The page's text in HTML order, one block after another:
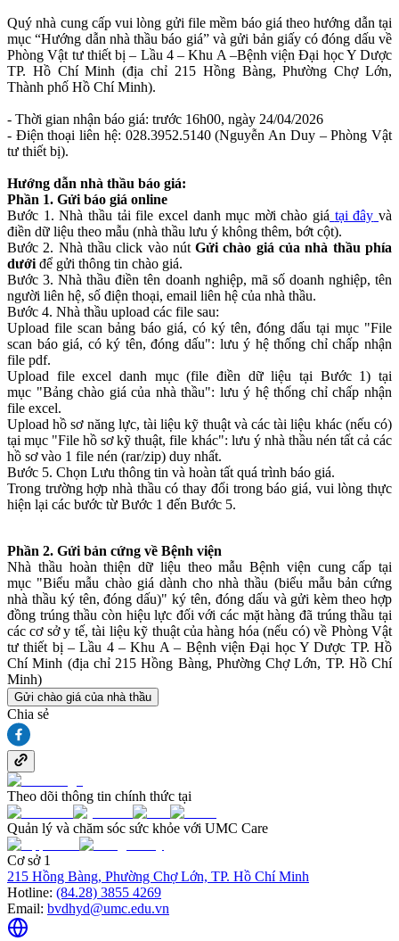
Quý nhà cung cấp vui lòng gửi file mềm báo giá theo hướng dẫn tại
mục “Hướng dẫn nhà thầu báo giá” và gửi bản giấy có đóng dấu về
Phòng Vật tư thiết bị – Lầu 4 – Khu A –Bệnh viện Đại học Y Dược
TP. Hồ Chí Minh (địa chỉ 215 Hồng Bàng, Phường Chợ Lớn,
Thành phố Hồ Chí Minh).
- Thời gian nhận báo giá: trước 16h00, ngày 24/04/2026
- Điện thoại liên hệ: 028.3952.5140 (Nguyễn An Duy – Phòng Vật
tư thiết bị).
Hướng dẫn nhà thầu báo giá:
Phần 1. Gửi báo giá online
Bước 1. Nhà thầu tải file excel danh mục mời chào giá tại đây và
điền dữ liệu theo mẫu (nhà thầu lưu ý không thêm, bớt cột).
Bước 2. Nhà thầu click vào nútGửi chào giá của nhà thầu phía
dướiđể gửi thông tin chào giá.
Bước 3. Nhà thầu điền tên doanh nghiệp, mã số doanh nghiệp, tên
người liên hệ, số điện thoại, email liên hệ của nhà thầu.
Bước 4. Nhà thầu upload các file sau:
Upload file scan bảng báo giá, có ký tên, đóng dấu tại mục "File
scan báo giá, có ký tên, đóng dấu": lưu ý hệ thống chỉ chấp nhận
file pdf.
Upload file excel danh mục (file điền dữ liệu tại Bước 1) tại
mục "Bảng chào giá của nhà thầu": lưu ý hệ thống chỉ chấp nhận
file excel.
Upload hồ sơ năng lực, tài liệu kỹ thuật và các tài liệu khác (nếu có)
tại mục "File hồ sơ kỹ thuật, file khác": lưu ý nhà thầu nén tất cả các
hồ sơ vào 1 file nén (rar/zip) duy nhất.
Bước 5. Chọn Lưu thông tin và hoàn tất quá trình báo giá.
Trong trường hợp nhà thầu có thay đổi trong báo giá, vui lòng thực
hiện lại các bước từ Bước 1 đến Bước 5.
Phần 2. Gửi bản cứng về Bệnh viện
Nhà thầu hoàn thiện dữ liệu theo mẫu Bệnh viện cung cấp tại
mục "Biểu mẫu chào giá dành cho nhà thầu (biểu mẫu bản cứng
nhà thầu ký tên, đóng dấu)" ký tên, đóng dấu và gửi kèm theo hợp
đồng trúng thầu còn hiệu lực đối với các mặt hàng đã trúng thầu tại
các cơ sở y tế, tài liệu kỹ thuật của hàng hóa (nếu có) về Phòng Vật
tư thiết bị – Lầu 4 – Khu A – Bệnh viện Đại học Y Dược TP. Hồ
Chí Minh (địa chỉ 215 Hồng Bàng, Phường Chợ Lớn, TP. Hồ Chí
Minh)
Gửi chào giá của nhà thầu
Chia sẻ
Theo dõi thông tin chính thức tại
Quản lý và chăm sóc sức khỏe với UMC Care
Cơ sở 1
215 Hồng Bàng, Phường Chợ Lớn, TP. Hồ Chí Minh
Hotline: (84.28) 3855 4269
Email: bvdhyd@umc.edu.vn